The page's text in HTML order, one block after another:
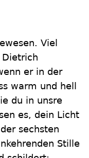
Viel
Dietrich
er in der
warm und hell
du in unsre
es, dein Licht
sechsten
Stille